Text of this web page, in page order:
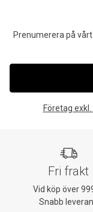
Prenumerera på
Företag
Fri frakt
Vid köp över
Snabb